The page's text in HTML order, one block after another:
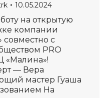
10.05.2024
на открытую
компании
с
PRO
«Малина»!
— Вера
мастер Гуаша
На